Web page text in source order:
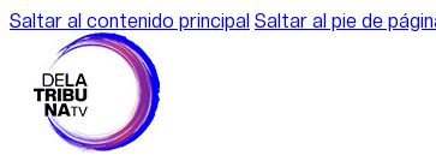
Saltar al contenido principal Saltar al pie de